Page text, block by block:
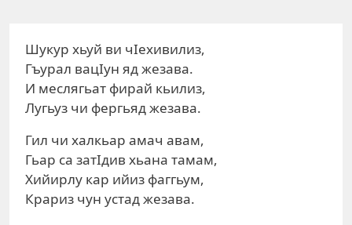
Шукур хьуй ви чIехивилиз,
Гъурал вацIун яд жезава.
И меслягьат фирай кьилиз,
Лугьуз чи фергьяд жезава.
Гил чи халкьар амач авам,
Гьар са затIдив хьана тамам,
Хийирлу кар ийиз фаггьум,
Крариз чун устад жезава.